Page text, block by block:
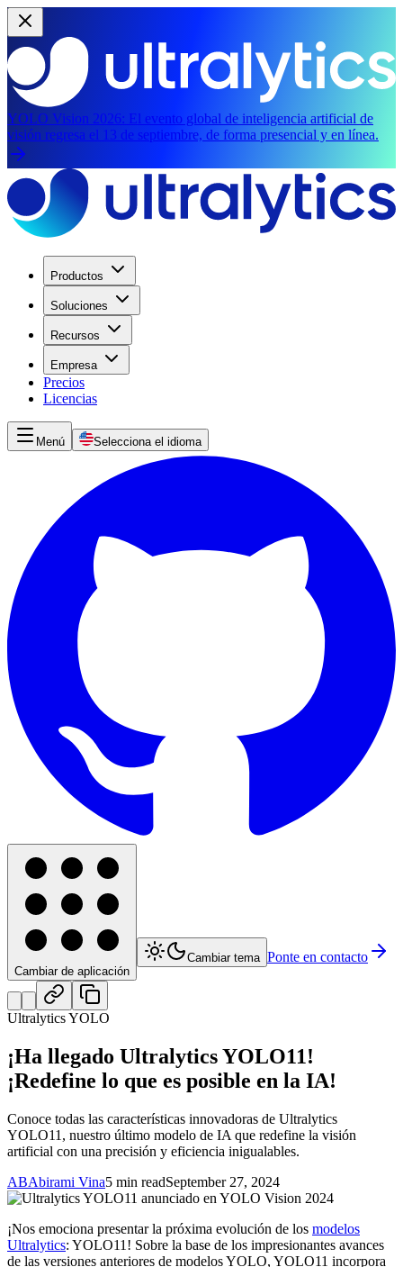
YOLO Vision 2026: El evento global de inteligencia artificial de
visión regresa el 13 de septiembre, de forma presencial y en línea.
Productos
Soluciones
Recursos
Empresa
Precios
Licencias
Menú Selecciona el idioma
Cambiar de aplicación
Cambiar tema Ponte en contacto
Ultralytics YOLO
¡Ha llegado Ultralytics YOLO11!
¡Redefine lo que es posible en la IA!
Conoce todas las características innovadoras de Ultralytics
YOLO11, nuestro último modelo de IA que redefine la visión
artificial con una precisión y eficiencia inigualables.
ABAbirami Vina5 min readSeptember 27, 2024
¡Nos emociona presentar la próxima evolución de los modelos
Ultralytics: YOLO11! Sobre la base de los impresionantes avances
de las versiones anteriores de modelos YOLO, YOLO11 incorpora